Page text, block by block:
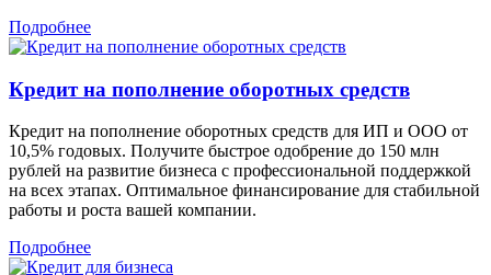
Подробнее
Кредит на пополнение оборотных средств
Кредит на пополнение оборотных средств для ИП и ООО от
10,5% годовых. Получите быстрое одобрение до 150 млн
рублей на развитие бизнеса с профессиональной поддержкой
на всех этапах. Оптимальное финансирование для стабильной
работы и роста вашей компании.
Подробнее